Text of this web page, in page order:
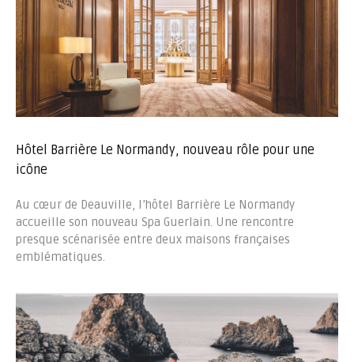
Hôtel Barrière Le Normandy, nouveau rôle pour une
icône
Au cœur de Deauville, l’hôtel Barrière Le Normandy
accueille son nouveau Spa Guerlain. Une rencontre
presque scénarisée entre deux maisons françaises
emblématiques.